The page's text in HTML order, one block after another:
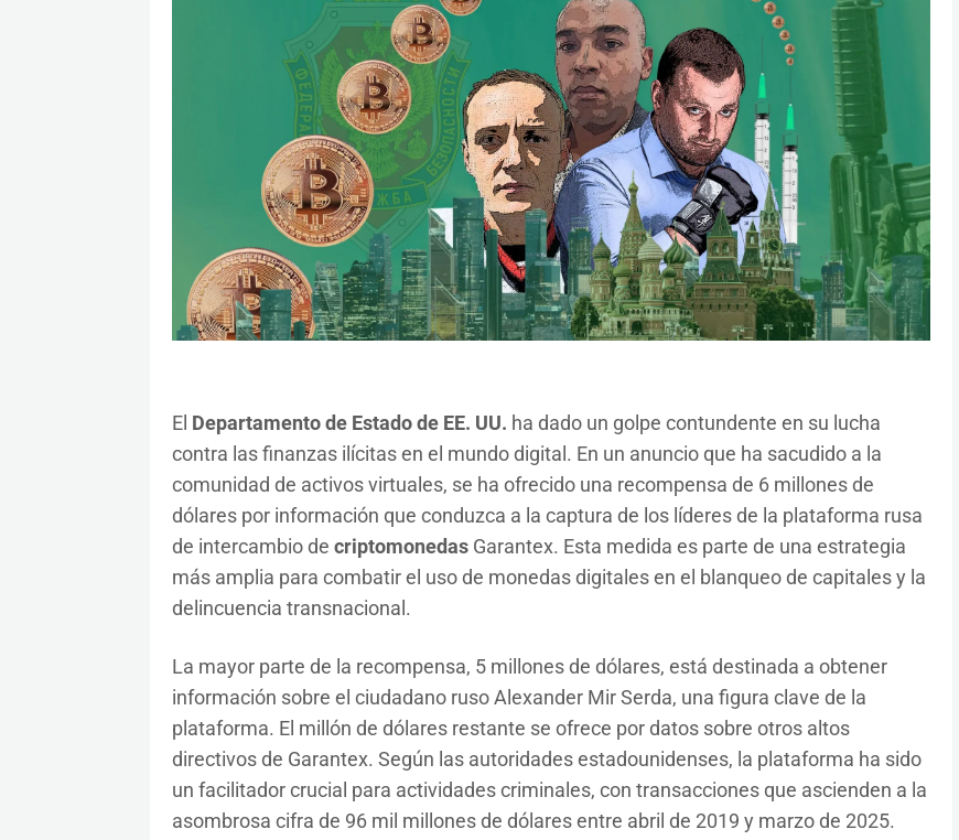
El Departamento de Estado de EE. UU. ha dado un golpe contundente en su lucha
contra las finanzas ilícitas en el mundo digital. En un anuncio que ha sacudido a la
comunidad de activos virtuales, se ha ofrecido una recompensa de 6 millones de
dólares por información que conduzca a la captura de los líderes de la plataforma rusa
de intercambio de criptomonedasGarantex. Esta medida es parte de una estrategia
más amplia para combatir el uso de monedas digitales en el blanqueo de capitales y la
delincuencia transnacional.
La mayor parte de la recompensa, 5 millones de dólares, está destinada a obtener
información sobre el ciudadano ruso Alexander Mir Serda, una figura clave de la
plataforma. El millón de dólares restante se ofrece por datos sobre otros altos
directivos de Garantex. Según las autoridades estadounidenses, la plataforma ha sido
un facilitador crucial para actividades criminales, con transacciones que ascienden a la
asombrosa cifra de 96 mil millones de dólares entre abril de 2019 y marzo de 2025.